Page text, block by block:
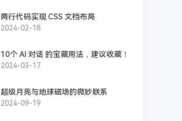
两行代码实现 CSS 文档布局
2024-02-18
10个 AI 对话 的宝藏用法，建议收藏！
2024-03-17
超级月亮与地球磁场的微妙联系
2024-09-19